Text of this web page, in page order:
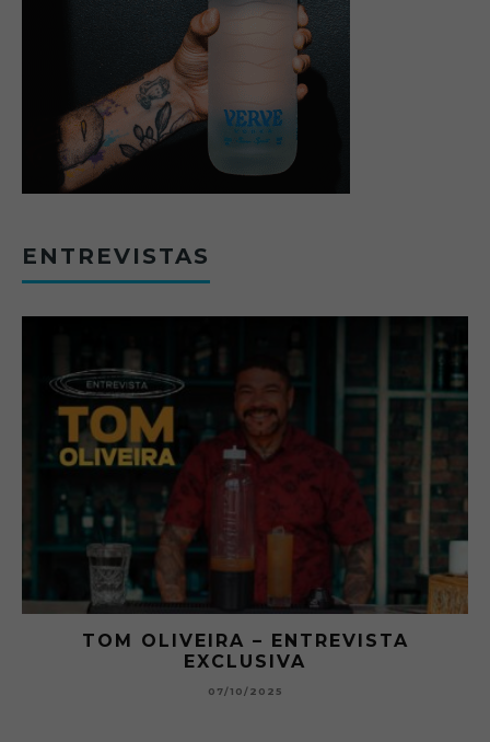
ENTREVISTAS
O ABRE DO BAR #11 — CHARLES
BETONEIRA ABRE O JOGO NO BOTECO